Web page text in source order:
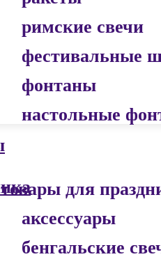
римские свечи
фестивальные
фонтаны
настольные
товары для
аксессуары
бенгальские